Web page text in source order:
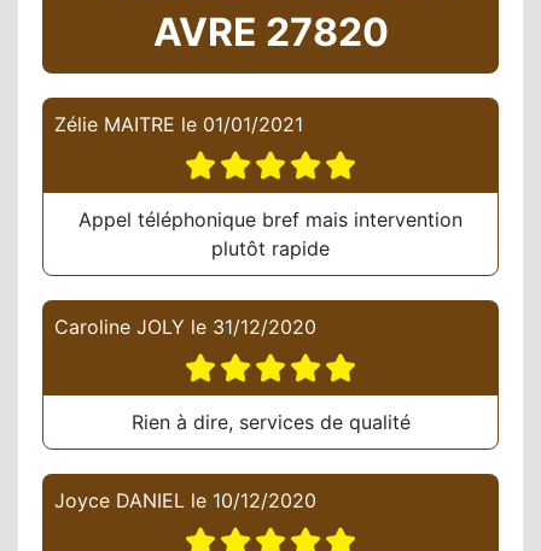
AVRE 27820
Zélie MAITRE le 01/01/2021
Appel téléphonique bref mais intervention
plutôt rapide
Caroline JOLY le 31/12/2020
Rien à dire, services de qualité
Joyce DANIEL le 10/12/2020